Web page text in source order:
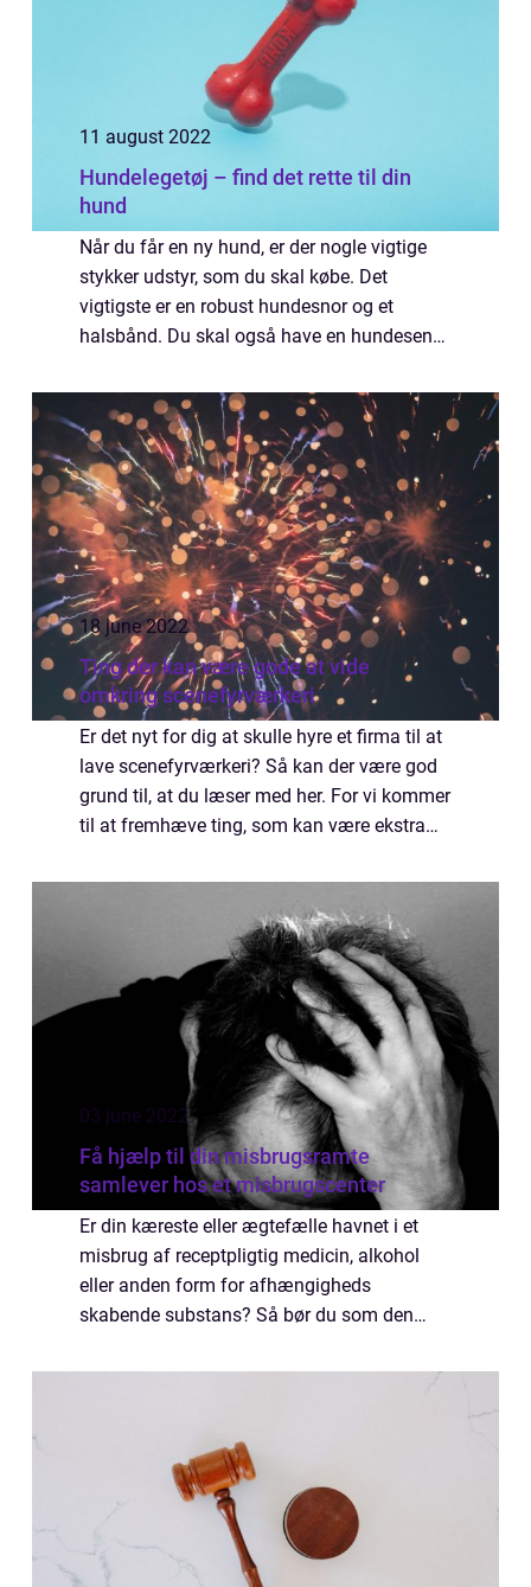
11 august 2022
Hundelegetøj – find det rette til din
hund
Når du får en ny hund, er der nogle vigtige
stykker udstyr, som du skal købe. Det
vigtigste er en robust hundesnor og et
halsbånd. Du skal også have en hundeseng
vaskbar. Hvis du bor i et koldere klima, ha...
18 june 2022
Ting der kan være gode at vide
omkring scenefyrværkeri
Er det nyt for dig at skulle hyre et firma til at
lave scenefyrværkeri? Så kan der være god
grund til, at du læser med her. For vi kommer
til at fremhæve ting, som kan være ekstra
scenefyrværkeri Du finde...
03 june 2022
Få hjælp til din misbrugsramte
samlever hos et misbrugscenter
Er din kæreste eller ægtefælle havnet i et
misbrug af receptpligtig medicin, alkohol
eller anden form for afhængigheds
skabende substans? Så bør du som den
træde i karakter. Det er din menneskelige og